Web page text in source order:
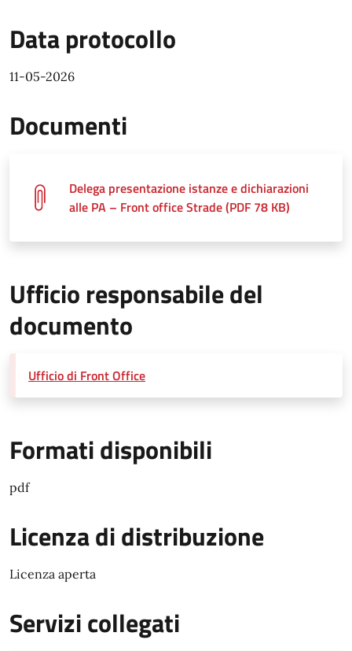
Data protocollo
11-05-2026
Documenti
Delega presentazione istanze e dichiarazioni
alle PA – Front office Strade (PDF 78 KB)
Ufficio responsabile del
documento
Ufficio di Front Office
Formati disponibili
pdf
Licenza di distribuzione
Licenza aperta
Servizi collegati